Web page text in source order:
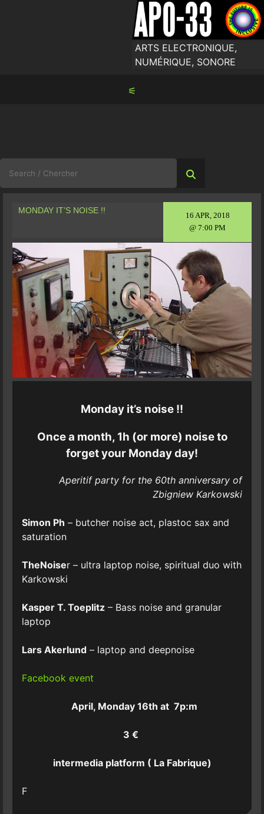
ARTS ELECTRONIQUE,
NUMÉRIQUE, SONORE
⚟
for:
16 APR, 2018
@ 7:00 PM
MONDAY IT’S NOISE !!
Monday it’s noise !!
Once a month, 1h (or more) noise to
forget your Monday day!
Aperitif party for the 60th anniversary of
Zbigniew Karkowski
Simon Ph – butcher noise act, plastoc sax and
saturation
TheNoiser – ultra laptop noise, spiritual duo with
Karkowski
Kasper T. Toeplitz– Bass noise and granular
laptop
Lars Akerlund– laptop and deepnoise
Facebook event
April, Monday 16th at 7p:m
3 €
intermedia platform ( La Fabrique)
F